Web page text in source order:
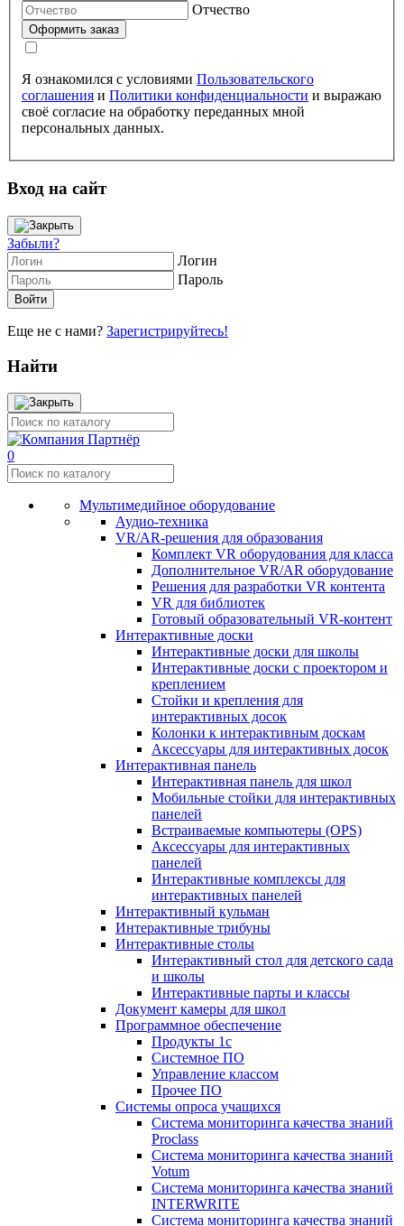
Отчество
Я ознакомился с условиями Пользовательского
соглашения и Политики конфиденциальности и выражаю
своё согласие на обработку переданных мной
персональных данных.
Вход на сайт
Забыли?
Логин
Пароль
Еще не с нами? Зарегистрируйтесь!
Найти
0
Мультимедийное оборудование
Аудио-техника
VR/AR-решения для образования
Комплект VR оборудования для класса
Дополнительное VR/AR оборудование
Решения для разработки VR контента
VR для библиотек
Готовый образовательный VR-контент
Интерактивные доски
Интерактивные доски для школы
Интерактивные доски с проектором и
креплением
Стойки и крепления для
интерактивных досок
Колонки к интерактивным доскам
Аксессуары для интерактивных досок
Интерактивная панель
Интерактивная панель для школ
Мобильные стойки для интерактивных
панелей
Встраиваемые компьютеры (OPS)
Аксессуары для интерактивных
панелей
Интерактивные комплексы для
интерактивных панелей
Интерактивный кульман
Интерактивные трибуны
Интерактивные столы
Интерактивный стол для детского сада
и школы
Интерактивные парты и классы
Документ камеры для школ
Программное обеспечение
Продукты 1с
Системное ПО
Управление классом
Прочее ПО
Системы опроса учащихся
Система мониторинга качества знаний
Proclass
Система мониторинга качества знаний
Votum
Система мониторинга качества знаний
INTERWRITE
Система мониторинга качества знаний